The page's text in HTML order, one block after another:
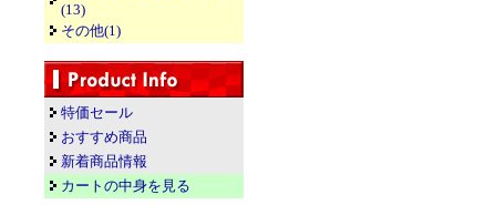
(13)
その他(1)
特価セール
おすすめ商品
新着商品情報
カートの中身を見る